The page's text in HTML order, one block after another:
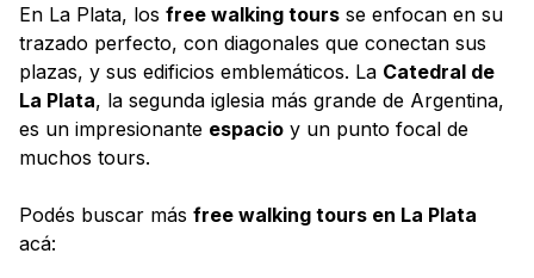
En La Plata, los free walking tours se enfocan en su
trazado perfecto, con diagonales que conectan sus
plazas, y sus edificios emblemáticos. La Catedral de
La Plata, la segunda iglesia más grande de Argentina,
es un impresionante espacio y un punto focal de
muchos tours.
Podés buscar más free walking tours en La Plata
acá: